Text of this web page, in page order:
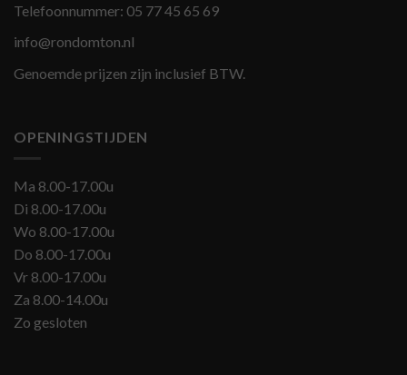
Telefoonnummer: 05 77 45 65 69
info@rondomton.nl
Genoemde prijzen zijn inclusief BTW.
OPENINGSTIJDEN
Ma 8.00-17.00u
Di 8.00-17.00u
Wo 8.00-17.00u
Do 8.00-17.00u
Vr 8.00-17.00u
Za 8.00-14.00u
Zo gesloten